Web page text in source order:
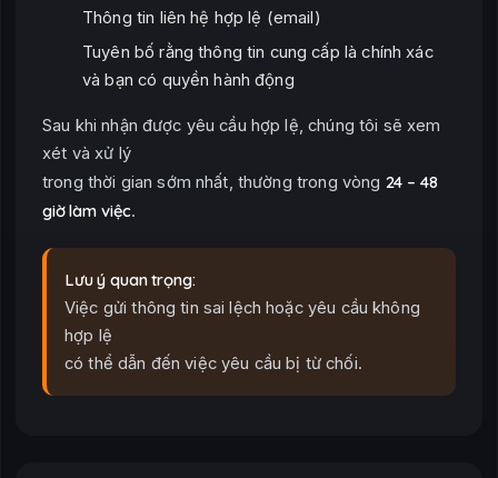
Thông tin liên hệ hợp lệ (email)
Tuyên bố rằng thông tin cung cấp là chính xác
và bạn có quyền hành động
Sau khi nhận được yêu cầu hợp lệ, chúng tôi sẽ xem
xét và xử lý
trong thời gian sớm nhất, thường trong vòng 24 – 48
giờ làm việc.
Lưu ý quan trọng:
Việc gửi thông tin sai lệch hoặc yêu cầu không
hợp lệ
có thể dẫn đến việc yêu cầu bị từ chối.